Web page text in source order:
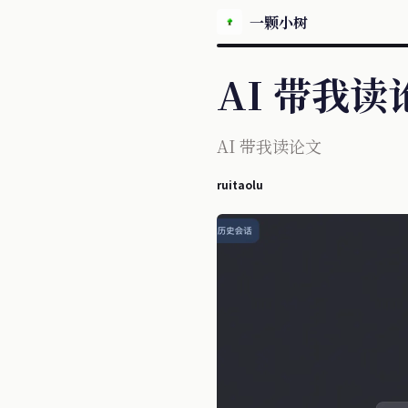
一颗小树
AI 带我读
AI 带我读论文
ruitaolu